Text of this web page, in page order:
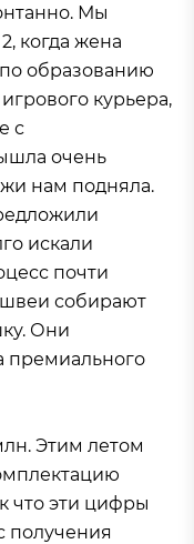
Мы
когда жена
образованию
курьера,
с
очень
нам подняла.
искали
почти
собирают
Они
премиального
Этим летом
что эти цифры
получения